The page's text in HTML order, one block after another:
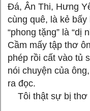
Đá, Ân Thi, Hưng
cùng quê, là kẻ
“phong tặng” là “dị
Cầm mấy tập thơ
phép rồi cất vào tủ
nói chuyện của
ra đọc.
Tôi thật sự bị thơ